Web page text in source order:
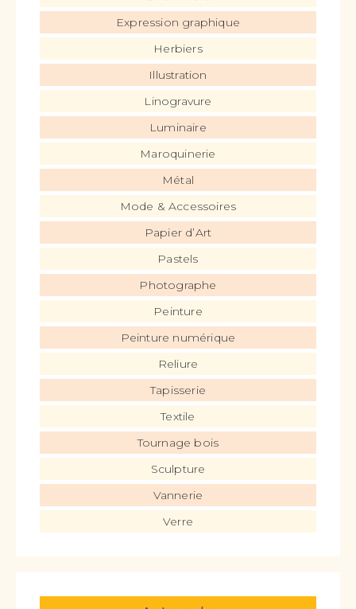
Expression graphique
Herbiers
Illustration
Linogravure
Luminaire
Maroquinerie
Métal
Mode & Accessoires
Papier d’Art
Pastels
Photographe
Peinture
Peinture numérique
Reliure
Tapisserie
Textile
Tournage bois
Sculpture
Vannerie
Verre